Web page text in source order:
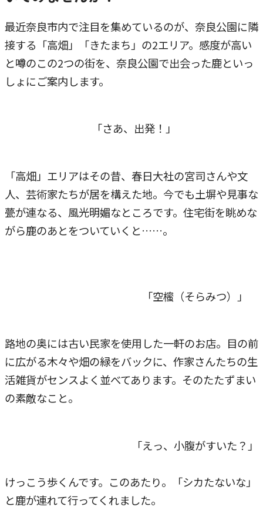
最近奈良市内で注目を集めているのが、奈良公園に隣
接する「高畑」「きたまち」の2エリア。感度が高い
と噂のこの2つの街を、奈良公園で出会った鹿といっ
しょにご案内します。
「さあ、出発！」
「高畑」エリアはその昔、春日大社の宮司さんや文
人、芸術家たちが居を構えた地。今でも土塀や見事な
甍が連なる、風光明媚なところです。住宅街を眺めな
がら鹿のあとをついていくと……。
「空櫁（そらみつ）」
路地の奥には古い民家を使用した一軒のお店。目の前
に広がる木々や畑の緑をバックに、作家さんたちの生
活雑貨がセンスよく並べてあります。そのたたずまい
の素敵なこと。
「えっ、小腹がすいた？」
けっこう歩くんです。このあたり。「シカたないな」
と鹿が連れて行ってくれました。